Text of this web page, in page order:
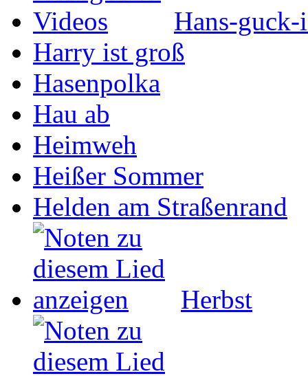
Hans-
Harry ist groß
Hasenpolka
Hau ab
Heimweh
Heißer Sommer
Helden am Straßenrand
Herbst